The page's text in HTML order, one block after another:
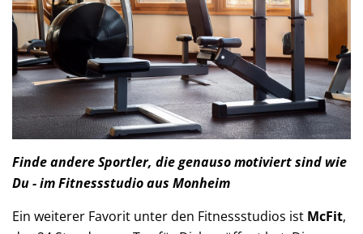
Finde andere Sportler, die genauso motiviert sind wie
Du - im Fitnessstudio aus Monheim
Ein weiterer Favorit unter den Fitnessstudios ist McFit,